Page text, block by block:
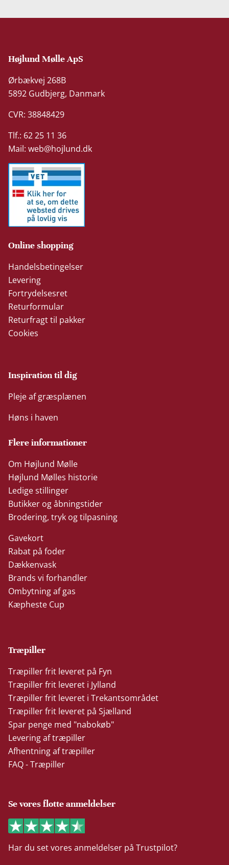
Højlund Mølle ApS
Ørbækvej 268B
5892 Gudbjerg, Danmark
CVR: 38848429
Tlf.: 62 25 11 36
Mail:web@hojlund.dk
Online shopping
Handelsbetingelser
Levering
Fortrydelsesret
Returformular
Returfragt til pakker
Cookies
Inspiration til dig
Pleje af græsplænen
Høns i haven
Flere informationer
Om Højlund Mølle
Højlund Mølles historie
Ledige stillinger
Butikker og åbningstider
Brodering, tryk og tilpasning
Gavekort
Rabat på foder
Dækkenvask
Brands vi forhandler
Ombytning af gas
Kæpheste Cup
Træpiller
Træpiller frit leveret på Fyn
Træpiller frit leveret i Jylland
Træpiller frit leveret i Trekantsområdet
Træpiller frit leveret på Sjælland
Spar penge med "nabokøb"
Levering af træpiller
Afhentning af træpiller
FAQ - Træpiller
Se vores flotte anmeldelser
Har du set vores anmeldelser på Trustpilot?